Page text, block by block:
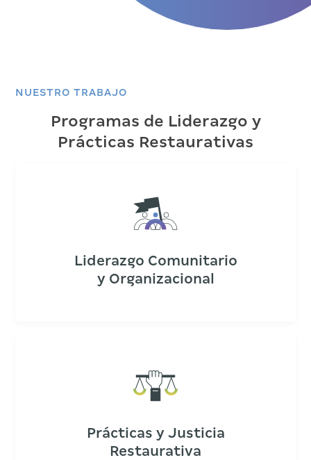
NUESTRO TRABAJO
Programas de Liderazgo y
Prácticas Restaurativas
Liderazgo Comunitario
y Organizacional
Prácticas y Justicia
Restaurativa